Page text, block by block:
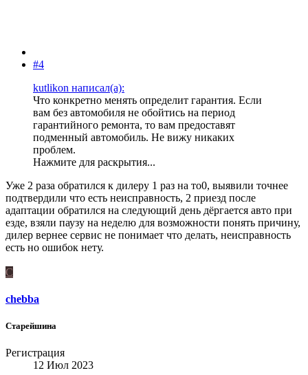
#4
kutlikon написал(а):
Что конкретно менять определит гарантия. Если
вам без автомобиля не обойтись на период
гарантийного ремонта, то вам предоставят
подменный автомобиль. Не вижу никаких
проблем.
Нажмите для раскрытия...
Уже 2 раза обратился к дилеру 1 раз на то0, выявили точнее
подтвердили что есть неисправность, 2 приезд после
адаптации обратился на следующий день дёргается авто при
езде, взяли паузу на неделю для возможности понять причину,
дилер вернее сервис не понимает что делать, неисправность
есть но ошибок нету.
C
chebba
Старейшина
Регистрация
12 Июл 2023